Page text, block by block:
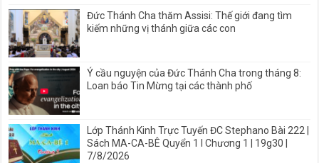
Đức Thánh Cha thăm Assisi: Thế giới đang tìm
kiếm những vị thánh giữa các con
Ý cầu nguyện của Đức Thánh Cha trong tháng 8:
Loan báo Tin Mừng tại các thành phố
Lớp Thánh Kinh Trực Tuyến ĐC Stephano Bài 222 |
Sách MA-CA-BÊ Quyển 1 I Chương 1 | 19g30 |
7/8/2026